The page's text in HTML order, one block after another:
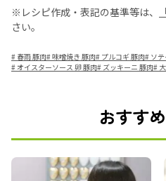
※レシピ作成・表記の基準等は、
さい。
# 春雨 豚肉#味噌焼き 豚肉# プルコギ 豚肉# ソ
#オイスターソース 卵 豚肉# ズッキーニ 豚肉#
おすす